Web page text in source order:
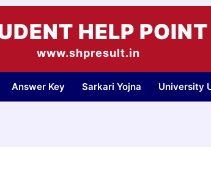
HELP POINT
www.shpresult.in
Answer Key Sarkari Yojna University